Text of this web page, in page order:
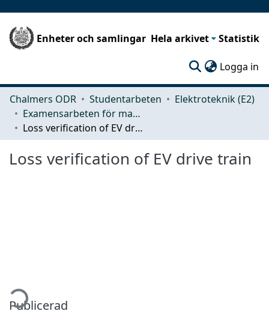
Enheter och samlingar Hela arkivet Statistik
Logga in
Chalmers ODR Studentarbeten
Elektroteknik (E2)
Examensarbeten för masterexamen
Loss verification of EV drive train
Loss verification of EV drive train
Publicerad